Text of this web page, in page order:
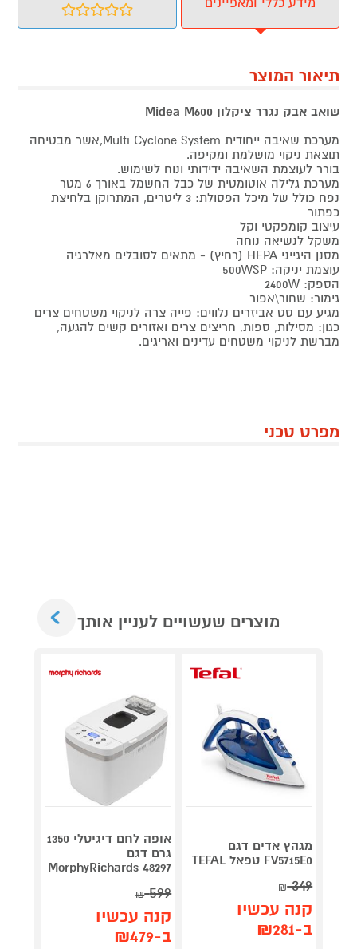
מידע כללי ומאפיינים
תיאור המוצר
שואב אבק נגרר ציקלון Midea M600
מערכת שאיבה ייחודית Multi Cyclone System,אשר מבטיחה
תוצאת ניקוי מושלמת ומקיפה.
בורר לעוצמת השאיבה ידידותי ונוח לשימוש.
מערכת גלילה אוטומטית של כבל החשמל באורך 6 מטר
נפח כולל של מיכל הפסולת: 3 ליטרים, המתרוקן בלחיצת
כפתור
עיצוב קומפקטי וקל
משקל לנשיאה נוחה
מסנן היגייני HEPA (רחיץ) - מתאים לסובלים מאלרגיה
עוצמת יניקה: 500WSP
הספק: 2400W
גימור: שחור\אפור
מגיע עם סט אביזרים נלווים: פייה צרה לניקוי משטחים צרים
כגון: מסילות, ספות, חריצים צרים ואזורים קשים להגעה,
מברשת לניקוי משטחים עדינים ואריגים.
מפרט טכני
מוצרים שעשויים לעניין אותך
מגהץ אדים דגם
FV5715E0 טפאל TEFAL
349
₪
קנה עכשיו
ב-₪281
אופה לחם דיגיטלי 1350
גרם דגם
MorphyRichards 48297
599
₪
קנה עכשיו
ב-₪479